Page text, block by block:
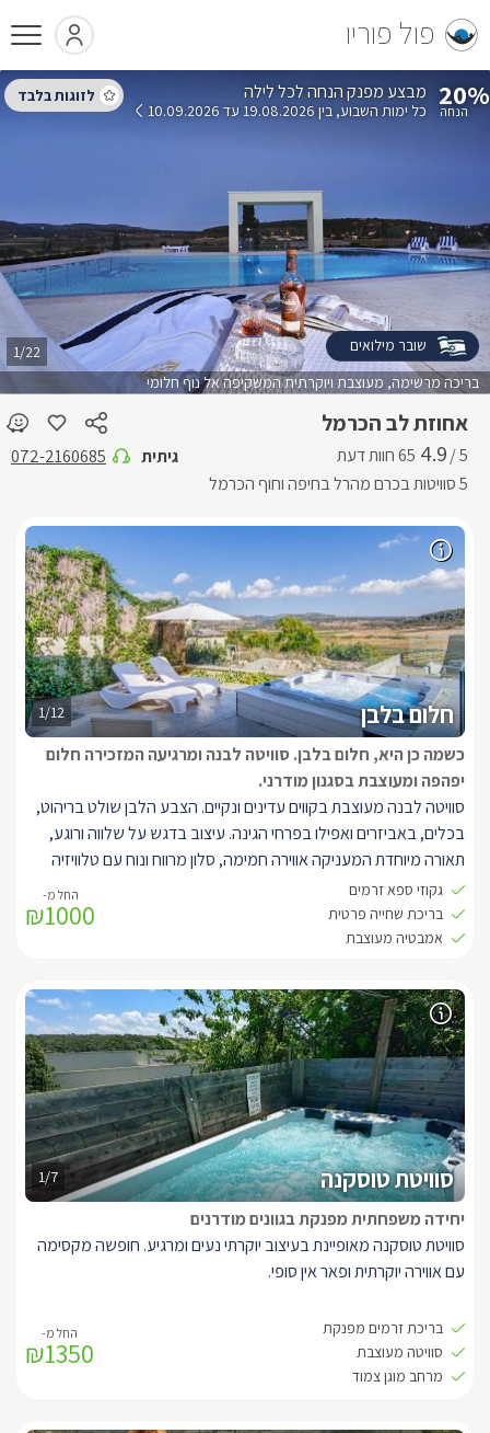
פול פוריו
אחוזת לב הכרמל
5 /
4.9
5 סוויטות בכרם מהרל בחיפה וחוף הכרמל
גיתית 072-2160685
בריכה מרשימה, מעוצבת ויוקרתית המשקיפה אל נוף חלומי
1/22
20% הנחה לכל לילה
כל ימות השבוע בין 19.08.2026 עד 10.09.2026
שובר מילואים
1/12 חלום בלבן
כשמה כן היא, חלום בלבן. סוויטה לבנה ומרגיעה המזכירה חלום
יפהפה ומעוצבת בסגנון מודרני.
סוויטה לבנה מעוצבת בקווים עדינים ונקיים. הצבע הלבן שולט בריהוט,
בכלים, באביזרים ואפילו בפרחי הגינה. עיצוב בדגש על שלווה ורוגע,
תאורה מיוחדת המעניקה אווירה חמימה, סלון מרווח ונוח עם טלוויזיה
LCD וערוצי HOT, אינטרנט אלחוטי, בר אוכל מודרני, במקלחת כיור
בסגנון העיצוב של פיליפ סטארק.
מטבח מאובזר הכולל מקרר, מכונת קפה, מיקרו תנור, כיריים חשמליות,
חלוקים וסבונים. חדר שינה לבן ומרגיע בעל מיטה זוגית נוחה מטר
שמונים. מיזוג אוויר. בחצר הפרטית של הסוויטה גקוזי ספא גדול
(2.20/2.20), בריכת שחייה פרטית, מיטות שיזוף ופינת ישיבה, ונוף
כפרי המשקיף להר הכרמל הירוק.
* הכניסה לסוויטה נמצאת מעל מפלס הרחוב - ישנן מדרגות (כ2.5
מטר)אל הכניסה - להולכי הרחוב אין זווית ראייה אל פנים או חצר
הסוויטה, אך לאלו המעדיפים ישנו וילון חיצוני שניתן לסגירה לפרטיות
מלאה.
*מול הסוויטה נבנה בית שאינו נראה בתמונות ומסתיר את הנוף
גקוזי ספא זרמים
בריכת שחייה פרטית
אמבטיה מעוצבת
₪1000
1/7 סוויטת טוסקנה
יחידה משפחתית מפנקת בגוונים מודרנים
סוויטת טוסקנה מאופיינת בעיצוב יוקרתי נעים ומרגיע. חופשה מקסימה
עם אווירה יוקרתית ופאר אין סופי.
בסוויטה היוקרתית תוכלו למצוא
שני חדרי שינה עם מיטות זוגיות, חדר
רחצה משותף עם מקלחון עיסוי, סלון, מטבח מאובזר עם מקרר, מכונת
קפה, מיקרו תנור, כיריים חשמליות, מטוסטר משולשים, טוסטר
בריכת זרמים מפנקת
סוויטה מעוצבת
מרחב מוגן צמוד
₪1350